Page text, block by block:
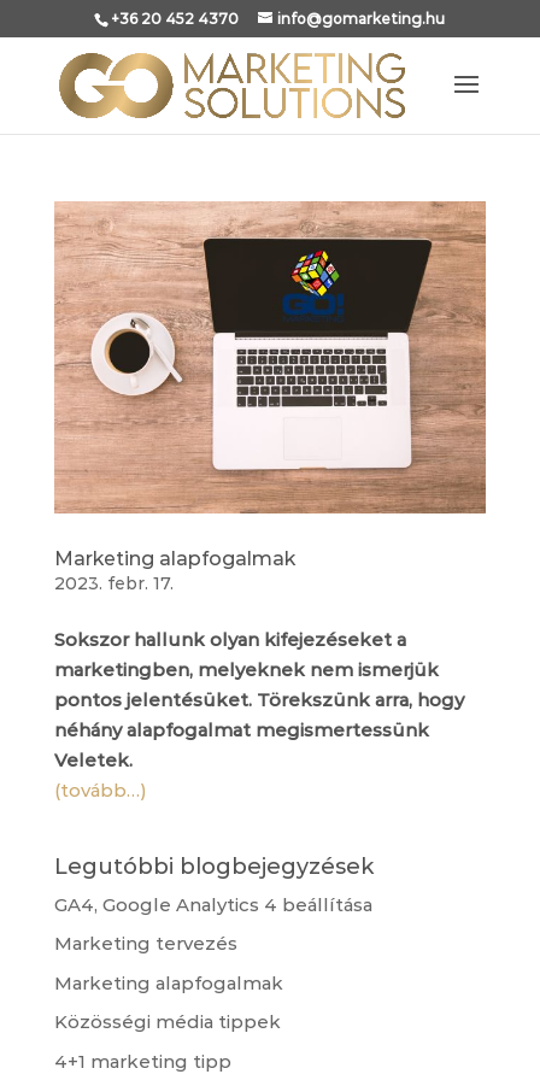
+36 20 452 4370 info@gomarketing.hu
Marketing alapfogalmak
2023. febr. 17.
Sokszor hallunk olyan kifejezéseket a
marketingben, melyeknek nem ismerjük
pontos jelentésüket. Törekszünk arra, hogy
néhány alapfogalmat megismertessünk
Veletek.
(tovább…)
Legutóbbi blogbejegyzések
GA4, Google Analytics 4 beállítása
Marketing tervezés
Marketing alapfogalmak
Közösségi média tippek
4+1 marketing tipp